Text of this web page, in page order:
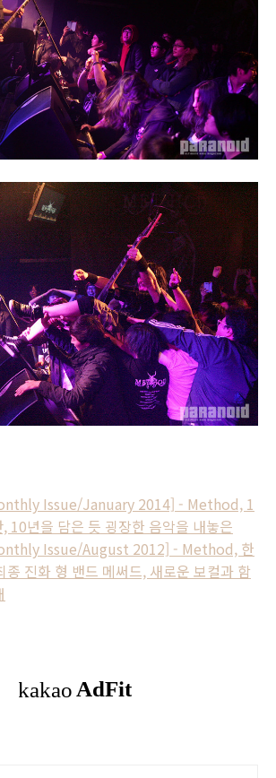
Issue/January 2014] - Method, 1
10년을 담은 듯 굉장한 음악을 내놓은
Issue/August 2012] - Method, 한
종 진화 형 밴드 메써드, 새로운 보컬과 함